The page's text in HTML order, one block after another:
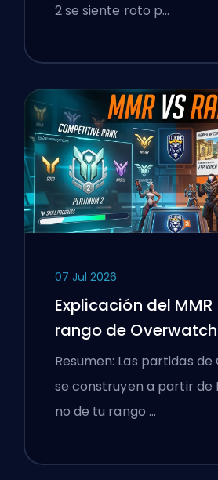
2 se siente roto p…
07 Jul 2026
Explicación del
rango de
Resumen: Las partidas
se construyen a partir de
no de tu rango …